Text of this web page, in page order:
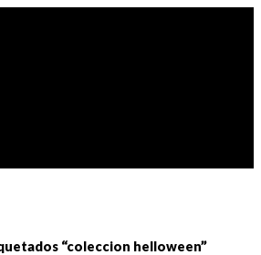
“coleccion helloween”